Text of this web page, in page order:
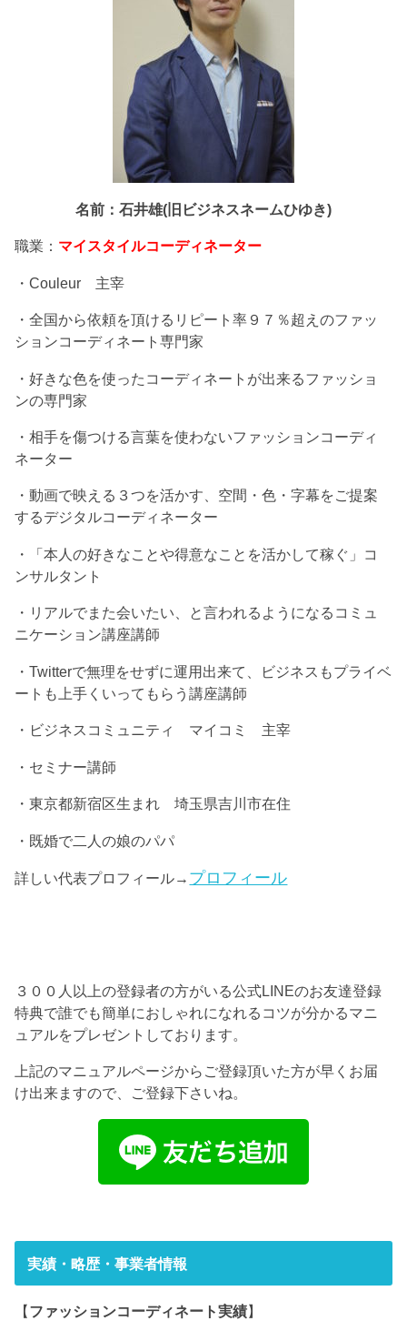
名前：石井雄(旧ビジネスネームひゆき)
職業： マイスタイルコーディネーター
・Couleur 主宰
・全国から依頼を頂けるリピート率９７％超えのファッ
ションコーディネート専門家
・好きな色を使ったコーディネートが出来るファッショ
ンの専門家
・相手を傷つける言葉を使わないファッションコーディ
ネーター
・動画で映える３つを活かす、空間・色・字幕をご提案
するデジタルコーディネーター
・「本人の好きなことや得意なことを活かして稼ぐ」コ
ンサルタント
・リアルでまた会いたい、と言われるようになるコミュ
ニケーション講座講師
・Twitterで無理をせずに運用出来て、ビジネスもプライベ
ートも上手くいってもらう講座講師
・ビジネスコミュニティ マイコミ 主宰
・セミナー講師
・東京都新宿区生まれ 埼玉県吉川市在住
・既婚で二人の娘のパパ
詳しい代表プロフィール→ プロフィール
３００人以上の登録者の方がいる公式LINEのお友達登録
特典で誰でも簡単におしゃれになれるコツが分かるマニ
ュアルをプレゼントしております。
上記のマニュアルページからご登録頂いた方が早くお届
け出来ますので、ご登録下さいね。
実績・略歴・事業者情報
【 ファッションコーディネート実績】